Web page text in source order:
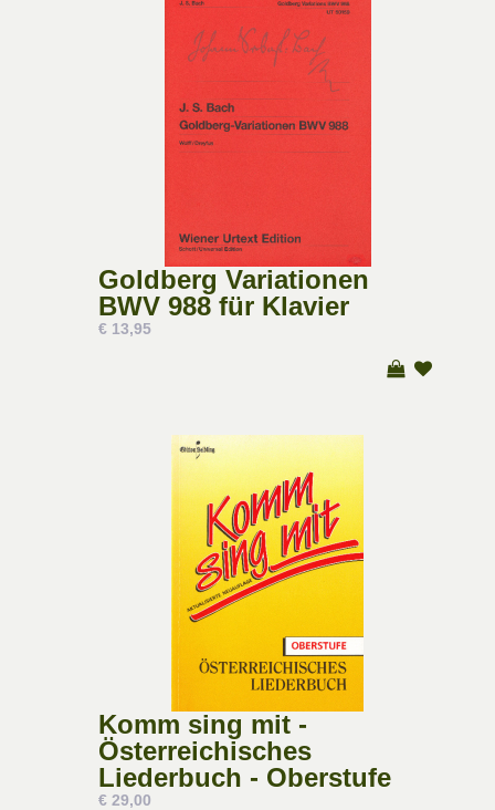
Goldberg Variationen
BWV 988 für Klavier
€ 13,95
Komm sing mit -
Österreichisches
Liederbuch - Oberstufe
€ 29,00